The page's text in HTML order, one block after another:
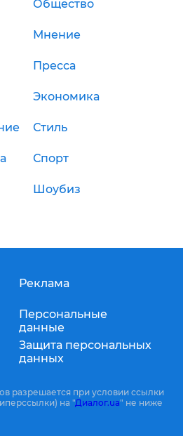
Общество
Мнение
Пресса
Экономика
Стиль
Спорт
Шоубиз
Реклама
Персональные
данные
Защита персональных
данных
разрешается при условии ссылки
на "Диалог.ua" не ниже